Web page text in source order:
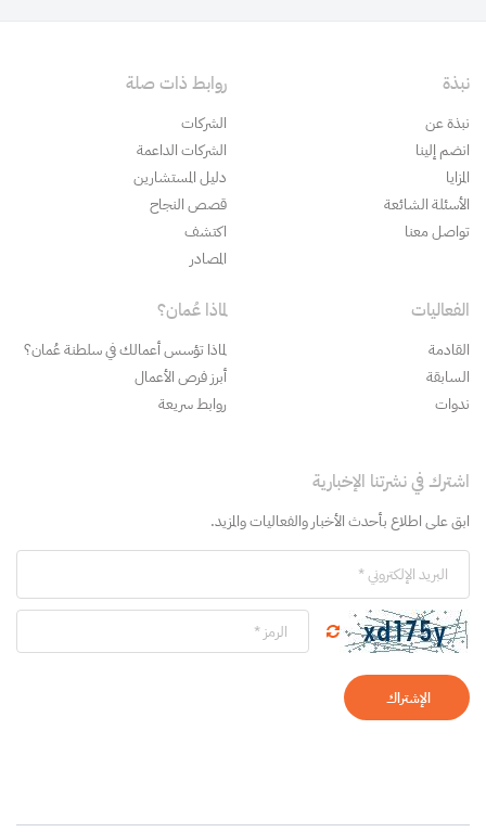
نبذة
نبذة عن
انضم إلينا
المزايا
الأسئلة الشائعة
تواصل معنا
روابط ذات صلة
الشركات
الشركات الداعمة
دليل المستشارين
قصص النجاح
اكتشف
المصادر
الفعاليات
القادمة
السابقة
ندوات
لماذا عُمان؟
لماذا تؤسس أعمالك في سلطنة عُمان؟
أبرز فرص الأعمال
روابط سريعة
اشترك في نشرتنا الإخبارية
ابق على اطلاع بأحدث الأخبار والفعاليات والمزيد.
الإشتراك